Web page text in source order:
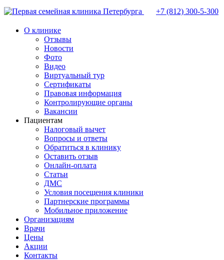
+7 (812) 300-5-300
О клинике
Отзывы
Новости
Фото
Видео
Виртуальный тур
Сертификаты
Правовая информация
Контролирующие органы
Вакансии
Пациентам
Налоговый вычет
Вопросы и ответы
Обратиться в клинику
Оставить отзыв
Онлайн-оплата
Статьи
ДМС
Условия посещения клиники
Партнерские программы
Мобильное приложение
Организациям
Врачи
Цены
Акции
Контакты